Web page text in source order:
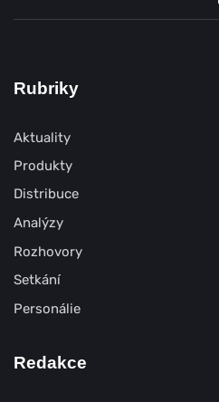
Rubriky
Aktuality
Produkty
Distribuce
Analýzy
Rozhovory
Setkání
Personálie
Redakce